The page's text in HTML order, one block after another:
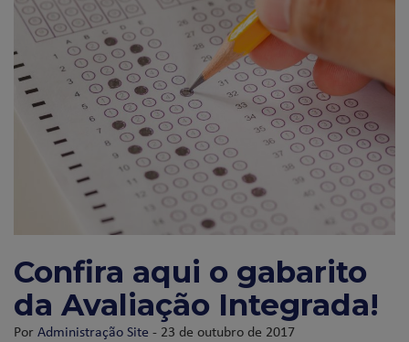
Confira aqui o gabarito
da Avaliação Integrada!
PorAdministração Site - 23 de outubro de 2017